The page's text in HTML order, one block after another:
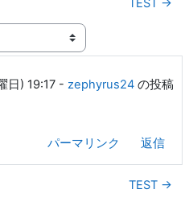
TEST →
日) 19:17 - zephyrus24 の投稿
パーマリンク
返信
TEST →